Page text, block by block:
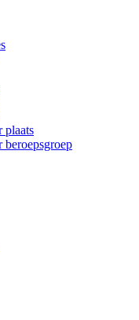
plaats
beroepsgroep